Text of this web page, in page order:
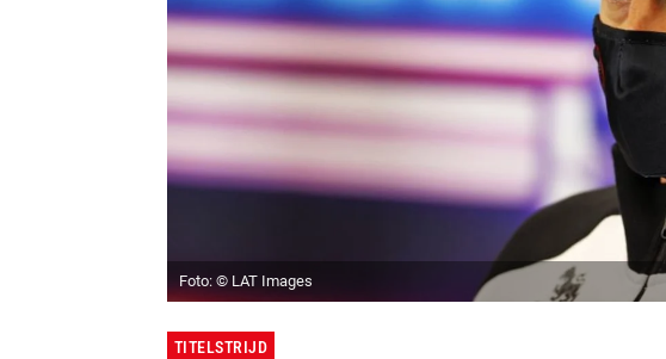
Foto: © LAT Images
TITELSTRIJD